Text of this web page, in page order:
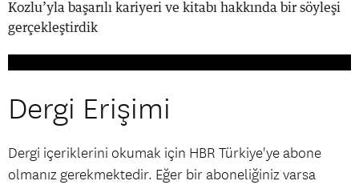
Kozlu’yla başarılı kariyeri ve kitabı hakkında bir söyleşi
gerçekleştirdik
Dergi Erişimi
Dergi içeriklerini okumak için HBR Türkiye'ye abone
olmanız gerekmektedir. Eğer bir aboneliğiniz varsa